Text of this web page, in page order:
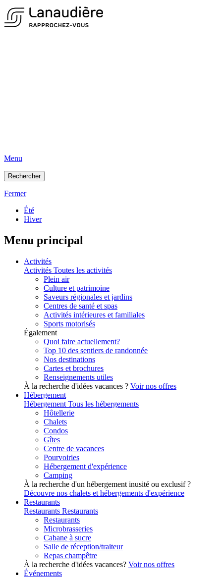
Menu
Rechercher
Fermer
Été
Hiver
Menu principal
Activités
Activités Toutes les activités
Plein air
Culture et patrimoine
Saveurs régionales et jardins
Centres de santé et spas
Activités intérieures et familiales
Sports motorisés
Également
Quoi faire actuellement?
Top 10 des sentiers de randonnée
Nos destinations
Cartes et brochures
Renseignements utiles
À la recherche d'idées vacances ? Voir nos offres
Hébergement
Hébergement Tous les hébergements
Hôtellerie
Chalets
Condos
Gîtes
Centre de vacances
Pourvoiries
Hébergement d'expérience
Camping
À la recherche d'un hébergement inusité ou exclusif ?
Découvre nos chalets et hébergements d'expérience
Restaurants
Restaurants Restaurants
Restaurants
Microbrasseries
Cabane à sucre
Salle de réception/traiteur
Repas champêtre
À la recherche d'idées vacances? Voir nos offres
Événements